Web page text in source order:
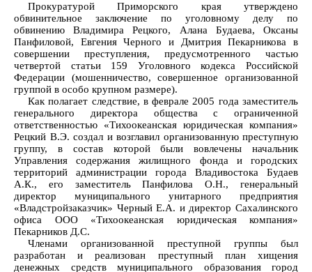
Прокуратурой Приморского края утверждено
обвинительное заключение по уголовному делу по
обвинению Владимира Рецкого, Алана Будаева, Оксаны
Панфиловой, Евгения Черного и Дмитрия Пекарникова в
совершении преступления, предусмотренного частью
четвертой статьи 159 Уголовного кодекса Российской
Федерации (мошенничество, совершенное организованной
группой в особо крупном размере).
Как полагает следствие, в феврале 2005 года заместитель
генерального директора общества с ограниченной
ответственностью «Тихоокеанская юридическая компания»
Рецкий В.Э. создал и возглавил организованную преступную
группу, в состав которой были вовлечены начальник
Управления содержания жилищного фонда и городских
территорий администрации города Владивостока Будаев
А.К., его заместитель Панфилова О.Н., генеральный
директор муниципального унитарного предприятия
«Владстройзаказчик» Черный Е.А. и директор Сахалинского
офиса ООО «Тихоокеанская юридическая компания»
Пекарников Д.С.
Членами организованной преступной группы был
разработан и реализован преступный план хищения
денежных средств муниципального образования город